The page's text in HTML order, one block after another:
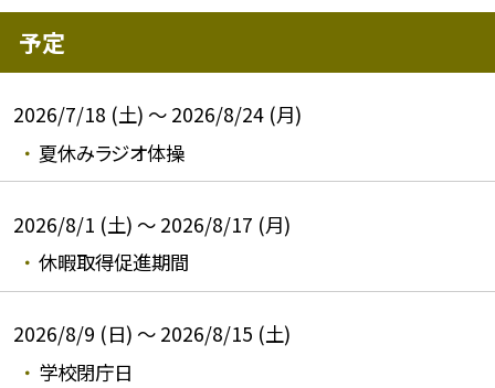
予定
2026/7/18 (土) ～ 2026/8/24 (月)
夏休みラジオ体操
2026/8/1 (土) ～ 2026/8/17 (月)
休暇取得促進期間
2026/8/9 (日) ～ 2026/8/15 (土)
学校閉庁日